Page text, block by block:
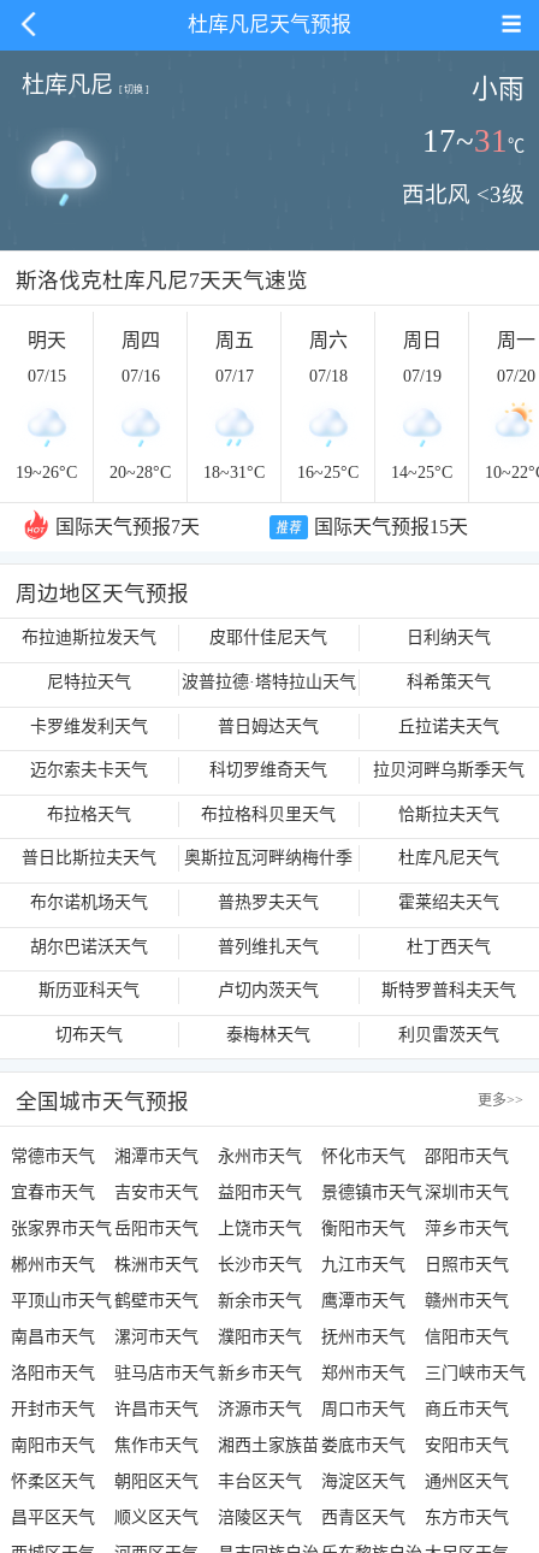
杜库凡尼天气预报
杜库凡尼 [切换 ] 小雨
17~31℃
西北风 <3级
斯洛伐克杜库凡尼7天天气速览
明天
07/15
19~26°C
周四
07/16
20~28°C
周五
07/17
18~31°C
周六
07/18
16~25°C
周日
07/19
14~25°C
周一
07/20
10~22
国际天气预报7天 国际天气预报15天
周边地区天气预报
布拉迪斯拉发天气 皮耶什佳尼天气 日利纳天气
尼特拉天气 波普拉德·塔特拉山天气 科希策天气
卡罗维发利天气 普日姆达天气 丘拉诺夫天气
迈尔索夫卡天气 科切罗维奇天气 拉贝河畔乌斯季天气
布拉格天气 布拉格科贝里天气 恰斯拉夫天气
普日比斯拉夫天气
奥斯拉瓦河畔纳梅什季
天气
杜库凡尼天气
布尔诺机场天气 普热罗夫天气 霍莱绍夫天气
胡尔巴诺沃天气 普列维扎天气 杜丁西天气
斯历亚科天气 卢切内茨天气 斯特罗普科夫天气
切布天气 泰梅林天气 利贝雷茨天气
全国城市天气预报 更多>>
常德市天气 湘潭市天气 永州市天气 怀化市天气
邵阳市天气
宜春市天气
吉安市天气 益阳市天气 景德镇市天气深圳市天气
张家界市天气岳阳市天气 上饶市天气 衡阳市天气
萍乡市天气
郴州市天气
株洲市天气 长沙市天气 九江市天气
日照市天气
平顶山市天气鹤壁市天气 新余市天气 鹰潭市天气
赣州市天气
南昌市天气
漯河市天气 濮阳市天气 抚州市天气
信阳市天气
洛阳市天气
驻马店市天气新乡市天气 郑州市天气
三门峡市天气
开封市天气
许昌市天气 济源市天气 周口市天气
商丘市天气
南阳市天气
焦作市天气
湘西土家族苗
族自治州天气
娄底市天气
安阳市天气
怀柔区天气
朝阳区天气 丰台区天气 海淀区天气
通州区天气
昌平区天气
顺义区天气 涪陵区天气 西青区天气
东方市天气